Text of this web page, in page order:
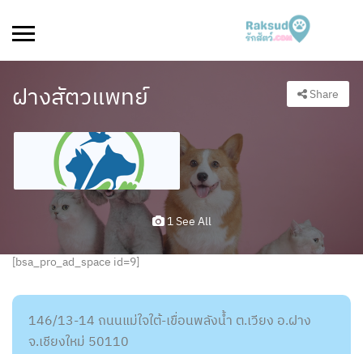
ฝางสัตวแพทย์ Share
1 See All
[bsa_pro_ad_space id=9]
146/13-14 ถนนแม่ใจใต้-เขื่อนพลังน้ำ ต.เวียง อ.ฝาง
จ.เชียงใหม่ 50110